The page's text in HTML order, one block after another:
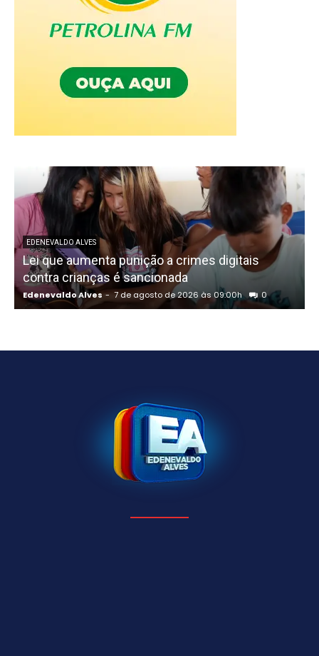
EDENEVALDO ALVES
Lei que aumenta punição a crimes digitais
contra crianças é sancionada
Edenevaldo Alves - 7 de agosto de 2026 às 09:00h 0